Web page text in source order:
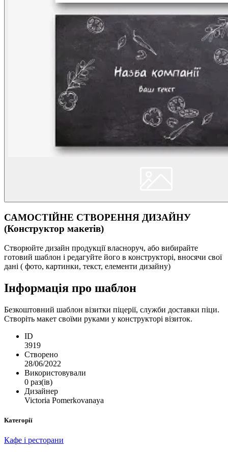
САМОСТІЙНЕ СТВОРЕННЯ ДИЗАЙНУ
(Конструктор макетів)
Створюйте дизайн продукції власноруч, або вибирайте
готовий шаблон і редагуйте його в конструкторі, вносячи свої
дані ( фото, картинки, текст, елементи дизайну)
Інформація про шаблон
Безкоштовний шаблон візитки піцерії, служби доставки піци.
Створіть макет своїми руками у конструкторі візиток.
ID
3919
Створено
28/06/2022
Використовували
0 раз(ів)
Дизайнер
Victoria Pomerkovanaya
Категорії
Кафе і ресторани